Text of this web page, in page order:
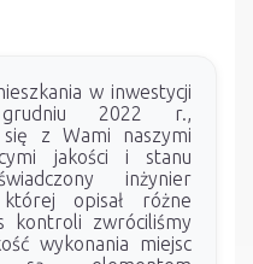
w inwestycji
2022 r.,
się z Wami naszymi
jakości i stanu
inżynier
opisał różne
kontroli zwróciliśmy
wykonania miejsc